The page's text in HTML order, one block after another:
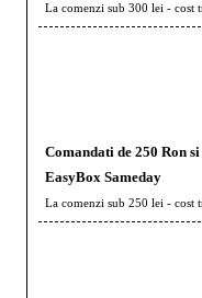
La comenzi sub 300 lei - cost
Comandati de 250 Ron
EasyBox Sameday
La comenzi sub 250 lei - cost